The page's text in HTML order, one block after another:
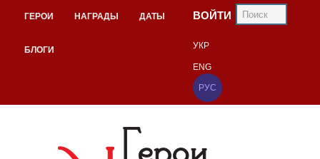
ГЕРОИ НАГРАДЫ ДАТЫ
БЛОГИ
ВОЙТИ
УКР
ENG
РУС